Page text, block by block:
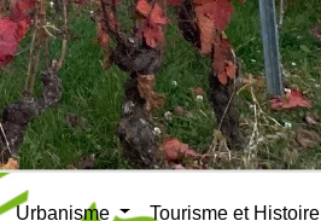
Urbanisme Tourisme et Histoire